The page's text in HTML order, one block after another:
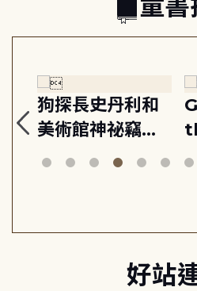
狗探長史丹利和
美術館神祕竊盜
案
好站